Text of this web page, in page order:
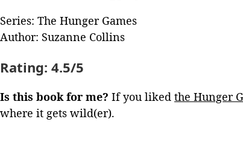
Series: The Hunger Games
Author: Suzanne Collins
Rating: 4.5/5
Is this book for me? If you liked the Hunger
where it gets wild(er).